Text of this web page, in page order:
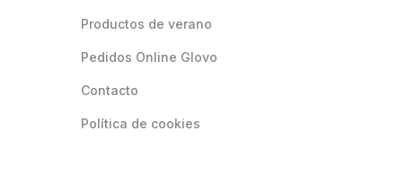
Productos de verano
Pedidos Online Glovo
Contacto
Política de cookies